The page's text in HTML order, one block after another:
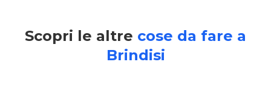
Scopri le altre cose da fare a
Brindisi